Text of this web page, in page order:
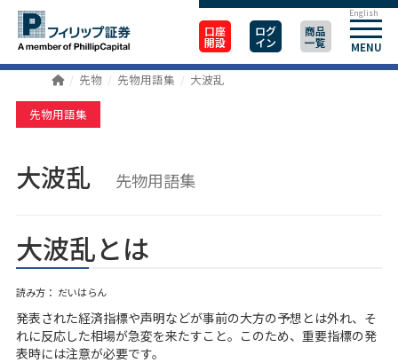
口座
開設
ログ
イン
商品
一覧 MENU
English
先物 先物用語集 大波乱
先物用語集
大波乱 先物用語集
大波乱とは
読み方： だいはらん
発表された経済指標や声明などが事前の大方の予想とは外れ、そ
れに反応した相場が急変を来たすこと。このため、重要指標の発
表時には注意が必要です。